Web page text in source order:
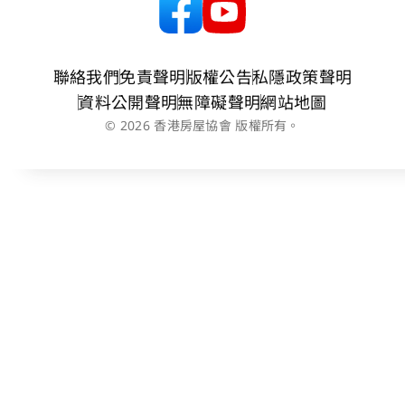
聯絡我們免責聲明版權公告私隱政策聲明
資料公開聲明無障礙聲明網站地圖
© 2026 香港房屋協會 版權所有。